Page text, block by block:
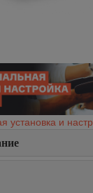
установка и